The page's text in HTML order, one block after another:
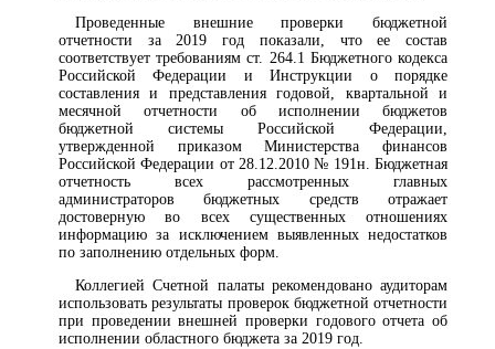
Проведенные внешние проверки бюджетной
отчетности за 2019 год показали, что ее состав
соответствует требованиям ст. 264.1 Бюджетного кодекса
Российской Федерации и Инструкции о порядке
составления и представления годовой, квартальной и
месячной отчетности об исполнении бюджетов
бюджетной системы Российской Федерации,
утвержденной приказом Министерства финансов
Российской Федерации от 28.12.2010 № 191н. Бюджетная
отчетность всех рассмотренных главных
администраторов бюджетных средств отражает
достоверную во всех существенных отношениях
информацию за исключением выявленных недостатков
по заполнению отдельных форм.
Коллегией Счетной палаты рекомендовано аудиторам
использовать результаты проверок бюджетной отчетности
при проведении внешней проверки годового отчета об
исполнении областного бюджета за 2019 год.